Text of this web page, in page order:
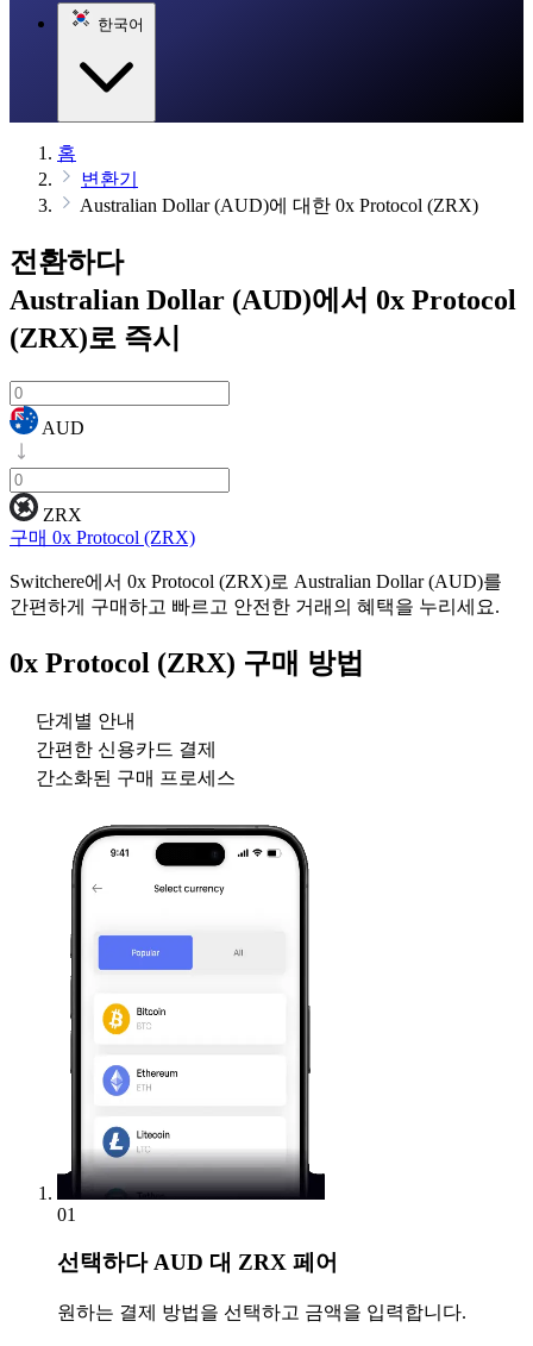
한국어
홈
변환기
Australian Dollar (AUD)에 대한 0x Protocol (ZRX)
전환하다
Australian Dollar (AUD)에서 0x Protocol
(ZRX)로 즉시
AUD
ZRX
구매 0x Protocol (ZRX)
Switchere에서 0x Protocol (ZRX)로 Australian Dollar (AUD)를
간편하게 구매하고 빠르고 안전한 거래의 혜택을 누리세요.
0x Protocol (ZRX) 구매 방법
단계별 안내
간편한 신용카드 결제
간소화된 구매 프로세스
01
선택하다AUD 대 ZRX 페어
원하는 결제 방법을 선택하고 금액을 입력합니다.